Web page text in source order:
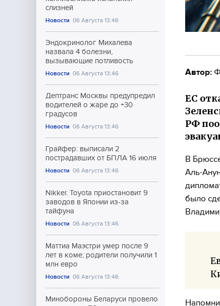
слизней
Новости 06 Августа 13:46
Эндокринолог Михалева
назвала 4 болезни,
вызывающие потливость
Новости 06 Августа 13:46
Дептранс Москвы предупредил
водителей о жаре до +30
градусов
Новости 06 Августа 13:46
Грайфер: выписали 2
пострадавших от БПЛА 16 июля
Новости 06 Августа 13:46
Nikkei: Toyota приостановит 9
заводов в Японии из-за
тайфуна
Новости 06 Августа 13:46
Маттиа Маэстри умер после 9
лет в коме; родители получили 1
млн евро
Новости 06 Августа 13:46
Минобороны Беларуси провело
Автор:
ЕС
РФ
В
Аль-
было